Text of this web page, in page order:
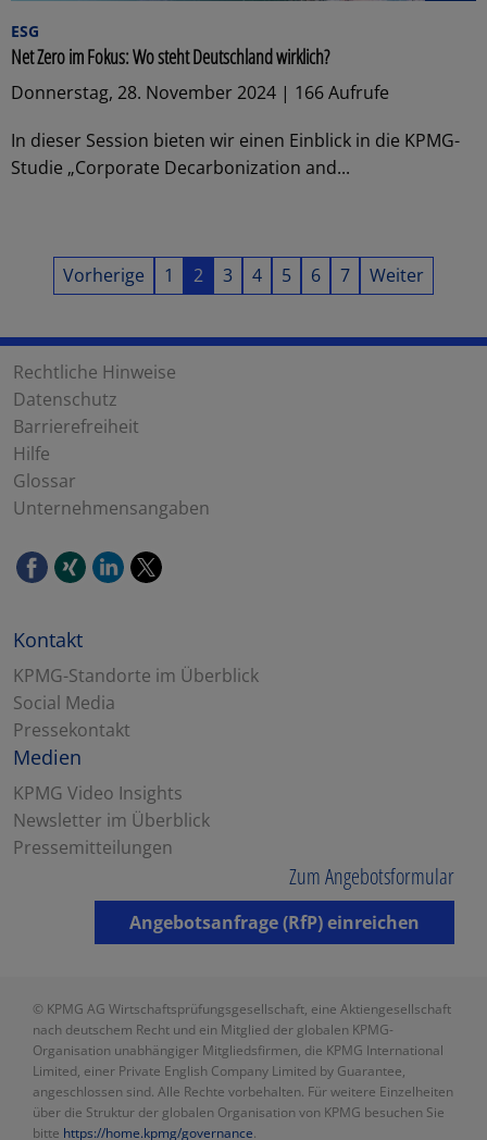
ESG
Net Zero im Fokus: Wo steht Deutschland wirklich?
Donnerstag, 28. November 2024 | 166 Aufrufe
In dieser Session bieten wir einen Einblick in die KPMG-
Studie „Corporate Decarbonization and...
Vorherige 1 2 3 4 5 6 7 Weiter
Rechtliche Hinweise
Datenschutz
Barrierefreiheit
Hilfe
Glossar
Unternehmensangaben
Kontakt
KPMG-Standorte im Überblick
Social Media
Pressekontakt
Medien
KPMG Video Insights
Newsletter im Überblick
Pressemitteilungen
Zum Angebotsformular
Angebotsanfrage (RfP) einreichen
© KPMG AG Wirtschaftsprüfungsgesellschaft, eine Aktiengesellschaft
nach deutschem Recht und ein Mitglied der globalen KPMG-
Organisation unabhängiger Mitgliedsfirmen, die KPMG International
Limited, einer Private English Company Limited by Guarantee,
angeschlossen sind. Alle Rechte vorbehalten. Für weitere Einzelheiten
über die Struktur der globalen Organisation von KPMG besuchen Sie
bitte https://home.kpmg/governance.